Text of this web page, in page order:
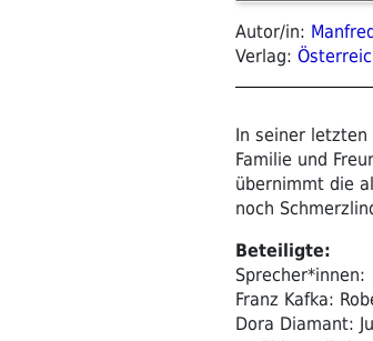
Autor/in:
Verlag:
In seiner letzten
Familie und
übernimmt die
noch
Beteiligte:
Sprecher*innen:
Franz Kafka:
Dora Diamant: